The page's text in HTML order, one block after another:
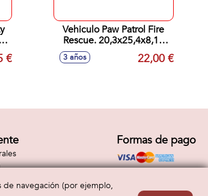
€
Vehiculo Paw Patrol Fire
Rescue. 20,3x25,4x8,13
cm. - Modelos surtidos
3 años 22,00 €
Formas de pago
de navegación (por ejemplo,